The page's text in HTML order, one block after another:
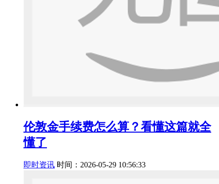
伦敦金手续费怎么算？看懂这篇就全
懂了
即时资讯 时间：2026-05-29 10:56:33